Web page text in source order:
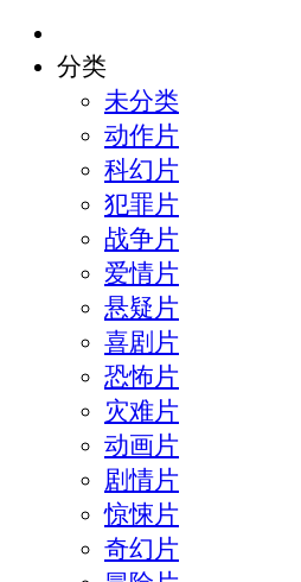
分类
未分类
动作片
科幻片
犯罪片
战争片
爱情片
悬疑片
喜剧片
恐怖片
灾难片
动画片
剧情片
惊悚片
奇幻片